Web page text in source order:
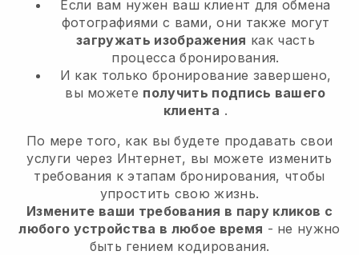
Если вам нужен ваш клиент для обмена
фотографиями с вами, они также могут
загружать изображения как часть
процесса бронирования.
И как только бронирование завершено,
вы можете получить подпись вашего
клиента .
По мере того, как вы будете продавать свои
услуги через Интернет, вы можете изменить
требования к этапам бронирования, чтобы
упростить свою жизнь.
Измените ваши требования в пару кликов с
любого устройства в любое время - не нужно
быть гением кодирования.